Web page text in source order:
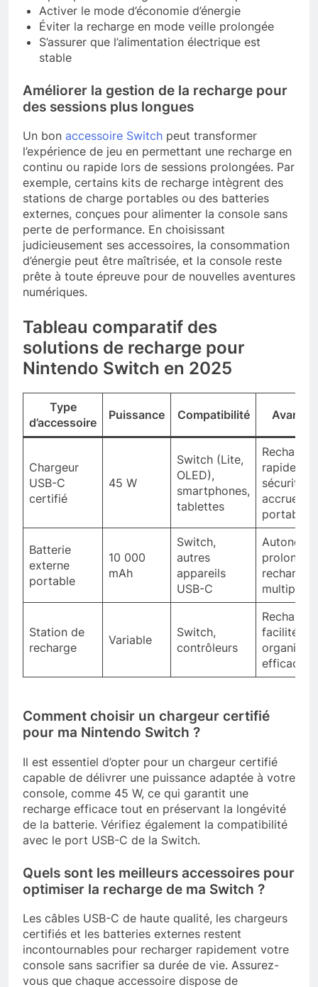
Activer le mode d’économie d’énergie
Éviter la recharge en mode veille prolongée
S’assurer que l’alimentation électrique est
stable
Améliorer la gestion de la recharge pour
des sessions plus longues
Un bon accessoire Switch peut transformer
l’expérience de jeu en permettant une recharge en
continu ou rapide lors de sessions prolongées. Par
exemple, certains kits de recharge intègrent des
stations de charge portables ou des batteries
externes, conçues pour alimenter la console sans
perte de performance. En choisissant
judicieusement ses accessoires, la consommation
d’énergie peut être maîtrisée, et la console reste
prête à toute épreuve pour de nouvelles aventures
numériques.
Tableau comparatif des
solutions de recharge pour
Nintendo Switch en 2025
Type
d’accessoire
Puissance Compatibilité
Chargeur
USB-C
certifié
45 W
Switch (Lite,
OLED),
smartphones,
tablettes
rapide,
sécurité
accrue,
portable
Batterie
externe
portable
10 000
mAh
Switch,
autres
appareils
USB-C
recharges
multiples
Station de
recharge
Variable
Switch,
contrôleurs
Recharge
facilitée,
efficace
Comment choisir un chargeur certifié
pour ma Nintendo Switch ?
Il est essentiel d’opter pour un chargeur certifié
capable de délivrer une puissance adaptée à votre
console, comme 45 W, ce qui garantit une
recharge efficace tout en préservant la longévité
de la batterie. Vérifiez également la compatibilité
avec le port USB-C de la Switch.
Quels sont les meilleurs accessoires pour
optimiser la recharge de ma Switch ?
Les câbles USB-C de haute qualité, les chargeurs
certifiés et les batteries externes restent
incontournables pour recharger rapidement votre
console sans sacrifier sa durée de vie. Assurez-
vous que chaque accessoire dispose de